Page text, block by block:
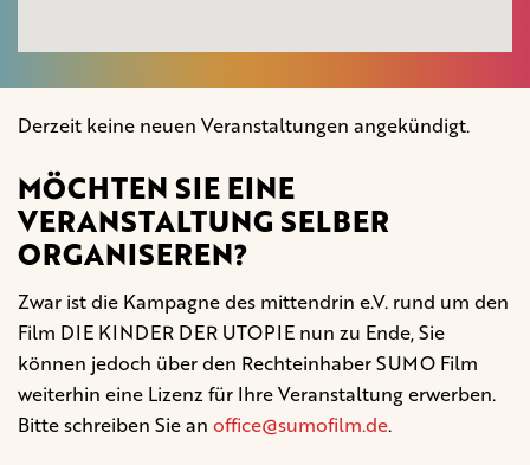
Derzeit keine neuen Veranstaltungen angekündigt.
MÖCHTEN SIE EINE
VERANSTALTUNG SELBER
ORGANISEREN?
Zwar ist die Kampagne des mittendrin e.V. rund um den
Film DIE KINDER DER UTOPIE nun zu Ende, Sie
können jedoch über den Rechteinhaber SUMO Film
weiterhin eine Lizenz für Ihre Veranstaltung erwerben.
Bitte schreiben Sie an office@sumofilm.de.